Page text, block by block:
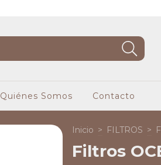
Quiénes Somos Contacto
Inicio > FILTROS >
Filtros